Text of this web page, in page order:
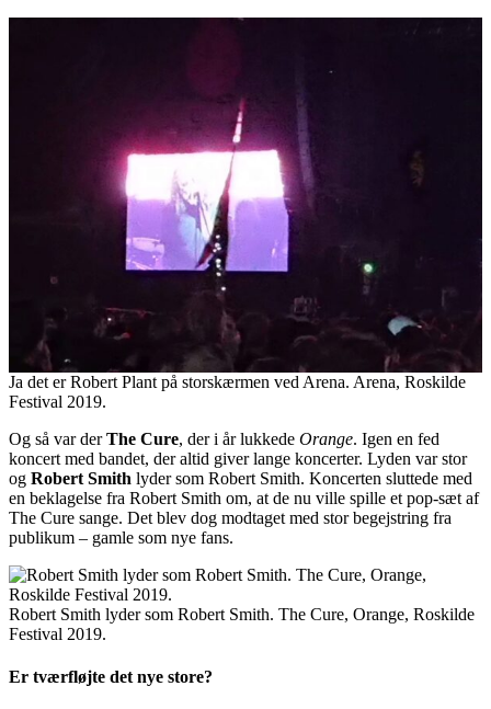
Ja det er Robert Plant på storskærmen ved Arena. Arena, Roskilde
Festival 2019.
Og så var derThe Cure, der i år lukkede Orange. Igen en fed
koncert med bandet, der altid giver lange koncerter. Lyden var stor
og Robert Smith lyder som Robert Smith. Koncerten sluttede med
en beklagelse fra Robert Smith om, at de nu ville spille et pop-sæt af
The Cure sange. Det blev dog modtaget med stor begejstring fra
publikum – gamle som nye fans.
Robert Smith lyder som Robert Smith. The Cure, Orange, Roskilde
Festival 2019.
Er tværfløjte det nye store?